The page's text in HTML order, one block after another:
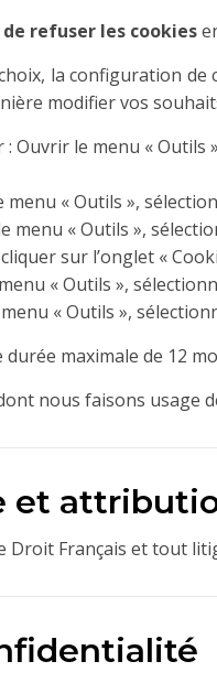
de refuser les cookies
la configuration
modifier vos
Ouvrir le menu «
« Outils »,
menu « Outils »,
sur l’onglet «
« Outils »,
« Outils »,
maximale de 12
nous faisons usage
et
Français et tout